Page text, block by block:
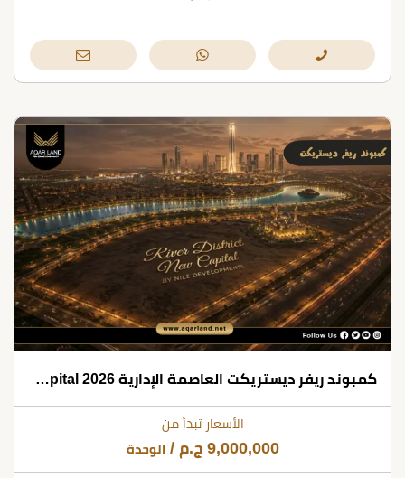
كمبوند ريفر ديستريكت العاصمة الإدارية 2026 River District New Capital
الأسعار تبدأ من
9,000,000 ج.م / الوحدة